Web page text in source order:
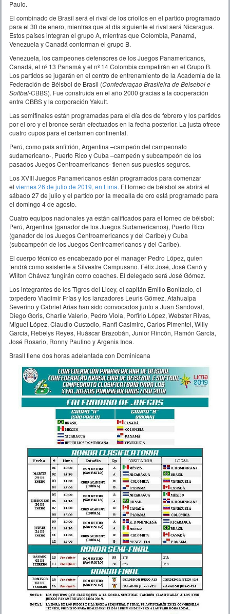
Paulo.
El combinado de Brasil será el rival de los criollos en el partido programado
para el 30 de enero, mientras que al día siguiente el rival será Nicaragua.
Estos países integran el grupo A, mientras que Colombia, Panamá,
Venezuela y Canadá conforman el grupo B.
Venezuela, los campeones defensores de los Juegos Panamericanos,
Canadá, el nº 13 Panamá y el nº 14 Colombia competirán en el Grupo B.
Los partidos se jugarán en el centro de entrenamiento de la Academia de la
Federación de Béisbol de Brasil (Confederaçao Brasileira de Beisebol e
Softbal-CBBS). Fue construida en el año 2000 gracias a la cooperación
entre CBBS y la corporación Yakult.
Las semifinales están programadas para el día dos de febrero y los partidos
por el oro y el bronce serán efectuados en la fecha posterior. La justa ofrece
cuatro cupos para el certamen continental.
Perú, como país anfitrión, Argentina –campeón del campeonato
sudamericano-, Puerto Rico y Cuba –campeón y subcampeón de los
pasados Juegos Centroamericanos- tienen sus puestos seguros.
Los XVIII Juegos Panamericanos están programados para comenzar
el viernes 26 de julio de 2019, en Lima. El torneo de béisbol se abrirá el
sábado 27 de julio y el partido por la medalla de oro está programado para
el domingo 4 de agosto.
Cuatro equipos nacionales ya están calificados para el torneo de béisbol:
Perú, Argentina (ganador de los Juegos Sudamericanos), Puerto Rico
(ganador de los Juegos Centroamericanos y del Caribe) y Cuba
(subcampeón de los Juegos Centroamericanos y del Caribe).
El cuerpo técnico es encabezado por el manager Pedro López, quien
tendrá como asistente a Silvestre Campusano. Félix José, José Canó y
Wilton Chávez fungirán como coaches. El delegado será José Gómez.
Los integrantes de los Tigres del Licey, el capitán Emilio Bonifacio, el
torpedero Vladimir Frías y los lanzadores Leuris Gómez, Atahualpa
Severino y Gabriel Arias han sido convocados junto a Juan Sandoval,
Diego Goris, Charlie Valerio, Pedro Viola, Porfirio López, Webster Rivas,
Miguel López, Claudio Custodio, Ranfi Casimiro, Carlos Pimentel, Willy
García, Rebelys Reyes, Huáscar Brazobán, Junior Rincón, Ramón García,
José Rosario, Ronny Paulino y Argenis Inoa.
Brasil tiene dos horas adelantada con Dominicana